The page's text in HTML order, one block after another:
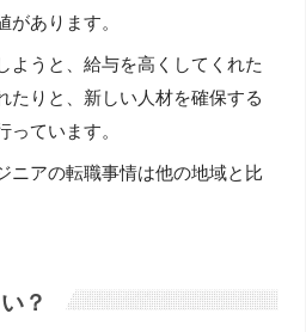
があります。
ようと、給与を高くしてくれた
たりと、新しい人材を確保する
っています。
ニアの転職事情は他の地域と比
？